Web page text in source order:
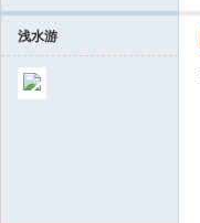
浅水游